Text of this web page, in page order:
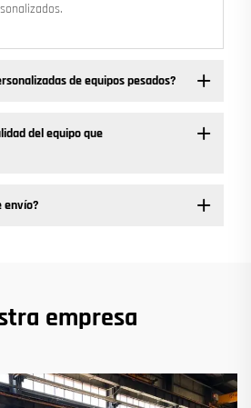
de equipos pesados?
del equipo que
envío?
empresa